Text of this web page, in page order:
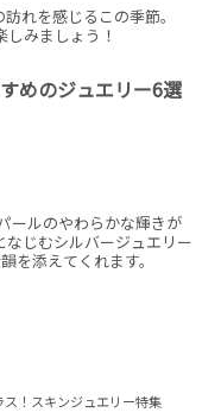
れを感じるこの季節。
みましょう！
めのジュエリー6選
ールのやわらかな輝きが
じむシルバージュエリー
を添えてくれます。
！スキンジュエリー特集